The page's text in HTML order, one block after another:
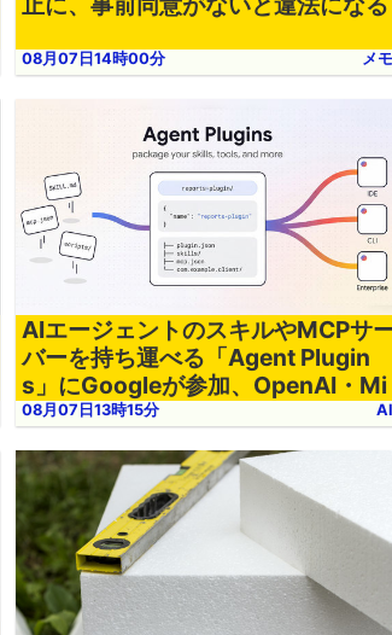
08月07日14時00分 メモ
AIエージェントのスキルやMCPサ
バーを持ち運べる「Agent Plugin
s」にGoogleが参加、OpenAI・Mi
crosoft・Amazonなどと共同推進
08月07日13時15分 AI